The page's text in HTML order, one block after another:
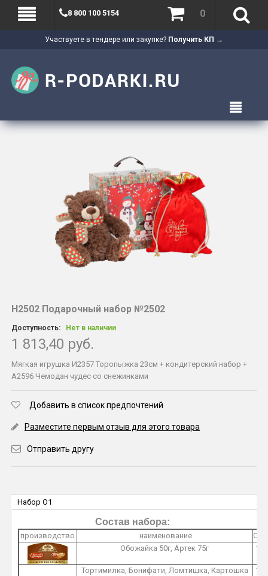
Участвуете в тендере или закупке? Получить КП →
8 800 100 5154 0
Н2502 Подарочный набор №2502
Доступность: Нет в наличии
1 813,40 руб.
Мягкая игрушка И2357 Торопыжка 23см + кондитерский набор +
А2596 Чемодан чудес со снежинками
Добавить в список предпочтений
Разместите первым отзыв для этого товара
Отправить другу
Набор O1
Состав набора:
производство наименование
O1
Обожайка 50г, Артек 75г
1
Тортимилка, Бонифати, Ломтишка, Картошка
1